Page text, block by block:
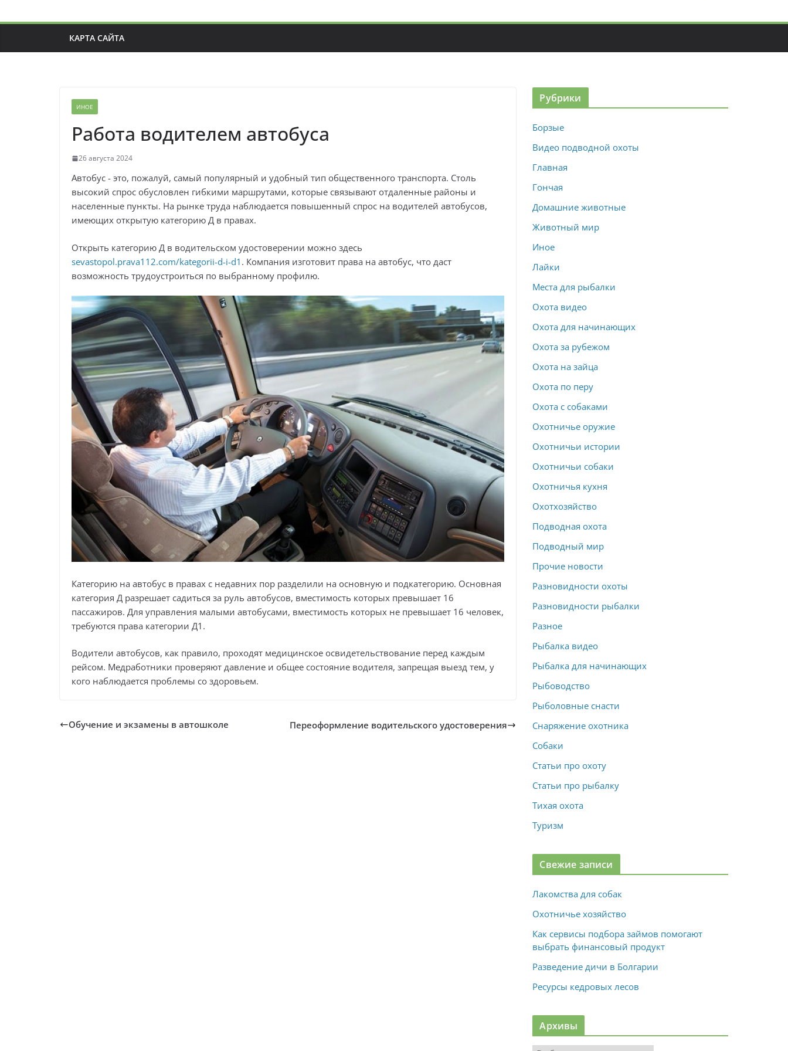
КАРТА САЙТА
ИНОЕ
Работа водителем автобуса
26 августа 2024
Автобус - это, пожалуй, самый популярный и удобный тип общественного транспорта. Столь
высокий спрос обусловлен гибкими маршрутами, которые связывают отдаленные районы и
населенные пункты. На рынке труда наблюдается повышенный спрос на водителей автобусов,
имеющих открытую категорию Д в правах.
Открыть категорию Д в водительском удостоверении можно здесь
sevastopol.prava112.com/kategorii-d-i-d1 . Компания изготовит права на автобус, что даст
возможность трудоустроиться по выбранному профилю.
Категорию на автобус в правах с недавних пор разделили на основную и подкатегорию. Основная
категория Д разрешает садиться за руль автобусов, вместимость которых превышает 16
пассажиров. Для управления малыми автобусами, вместимость которых не превышает 16 человек,
требуются права категории Д1.
Водители автобусов, как правило, проходят медицинское освидетельствование перед каждым
рейсом. Медработники проверяют давление и общее состояние водителя, запрещая выезд тем, у
кого наблюдается проблемы со здоровьем.
Обучение и экзамены в автошколе Переоформление водительского удостоверения
Рубрики
Борзые
Видео подводной охоты
Главная
Гончая
Домашние животные
Животный мир
Иное
Лайки
Места для рыбалки
Охота видео
Охота для начинающих
Охота за рубежом
Охота на зайца
Охота по перу
Охота с собаками
Охотничье оружие
Охотничьи истории
Охотничьи собаки
Охотничья кухня
Охотхозяйство
Подводная охота
Подводный мир
Прочие новости
Разновидности охоты
Разновидности рыбалки
Разное
Рыбалка видео
Рыбалка для начинающих
Рыбоводство
Рыболовные снасти
Снаряжение охотника
Собаки
Статьи про охоту
Статьи про рыбалку
Тихая охота
Туризм
Свежие записи
Лакомства для собак
Охотничье хозяйство
Как сервисы подбора займов помогают
выбрать финансовый продукт
Разведение дичи в Болгарии
Ресурсы кедровых лесов
Архивы